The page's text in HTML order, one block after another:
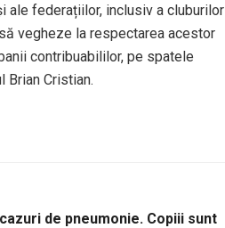
ale federațiilor, inclusiv a cluburilor
vegheze la respectarea acestor
contribuabililor, pe spatele
Brian Cristian.
de pneumonie. Copiii sunt